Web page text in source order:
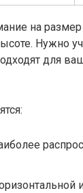
на
Нужно
для